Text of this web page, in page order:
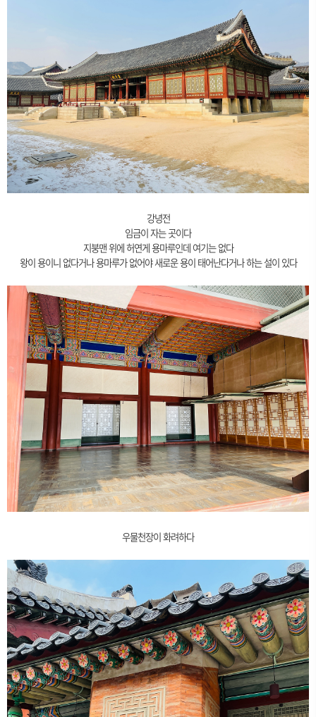
강녕전
임금이 자는 곳이다
지붕맨 위에 허연게 용마루인데 여기는 없다
왕이 용이니 없다거나 용마루가 없어야 새로운 용이 태어난다거나 하는 설이 있다
우물천장이 화려하다